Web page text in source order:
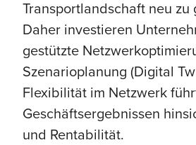
Transportlandschaft neu zu
Daher investieren
gestützte
Szenarioplanung (Digital
Flexibilität im Netzwerk
Geschäftsergebnissen
und Rentabilität.